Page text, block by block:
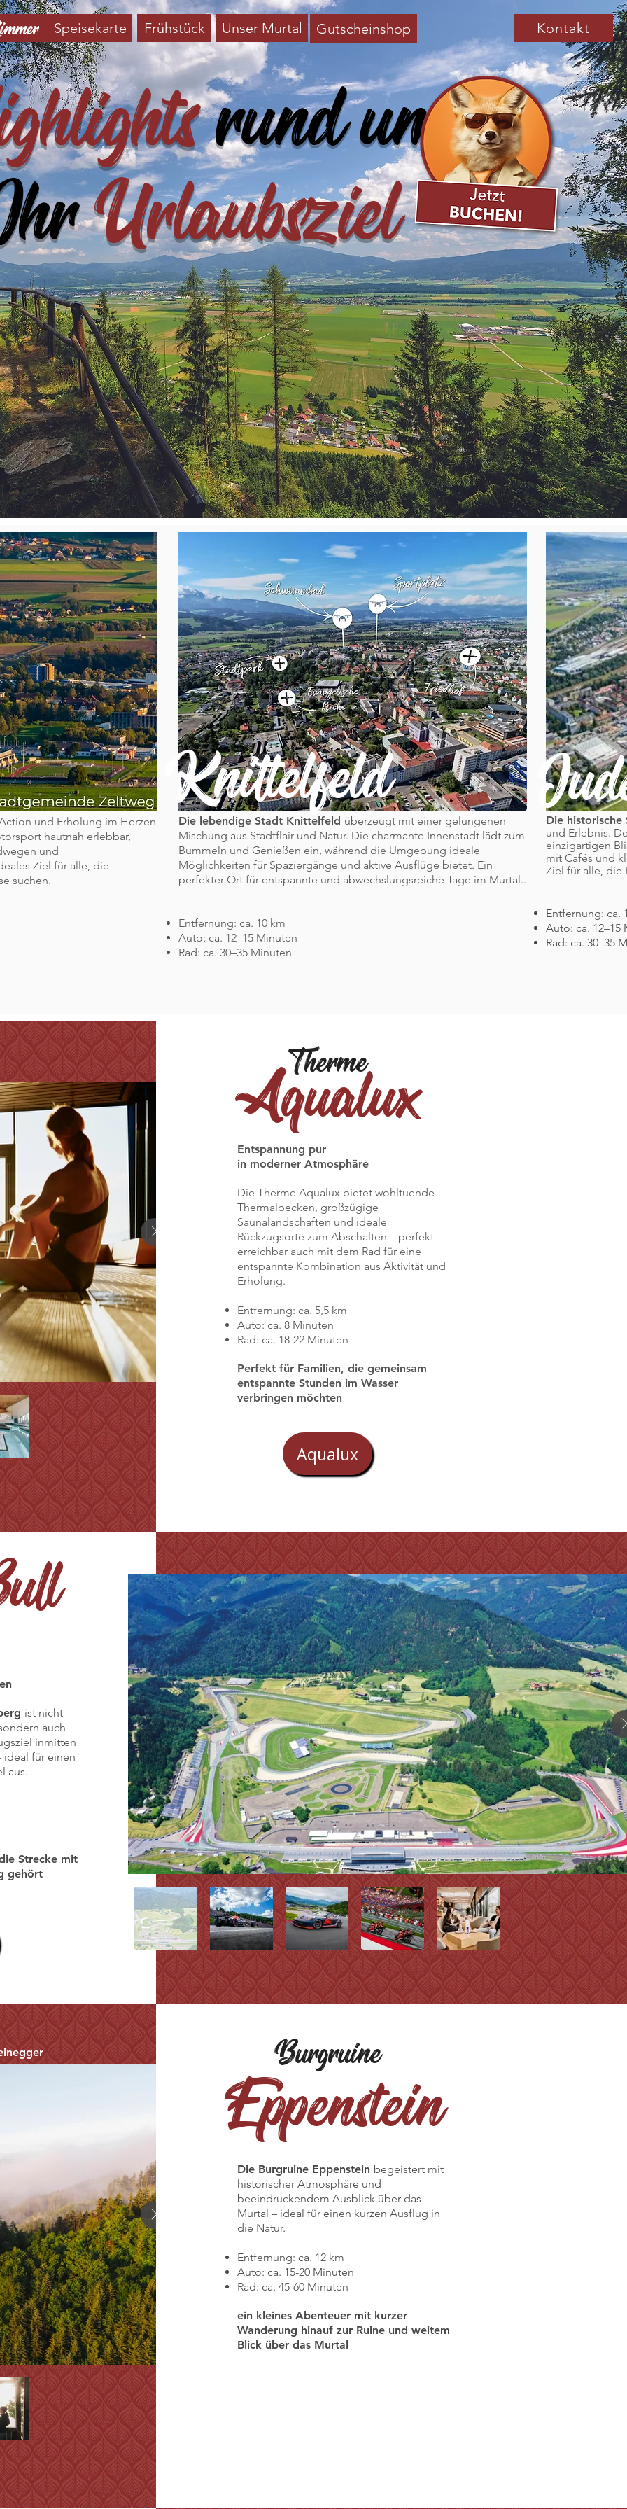
Speisekarte Frühstück Unser Murtal Gutscheinshop Kontakt
rund um
Urlaubsziel
und Erholung im Herzen
hautnah erlebbar,
und
Ziel für alle, die
suchen.
Die lebendige Stadt Knittelfeld überzeugt mit einer gelungenen
Mischung aus Stadtflair und Natur. Die charmante Innenstadt lädt zum
Bummeln und Genießen ein, während die Umgebung ideale
Möglichkeiten für Spaziergänge und aktive Ausflüge bietet. Ein
perfekter Ort für entspannte und abwechslungsreiche Tage im Murtal..
Entfernung: ca. 10 km
Auto: ca. 12–15 Minuten
Rad: ca. 30–35 Minuten
Knittelfeld
Die
und Erlebnis.
einzigartigen
mit Cafés und
Ziel für alle, die
Entfernung: ca.
Auto: ca. 12–15
Rad: ca. 30–35
Therme
Aqualux
Entspannung pur
in moderner Atmosphäre
Die Therme Aqualux bietet wohltuende
Thermalbecken, großzügige
Saunalandschaften und ideale
Rückzugsorte zum Abschalten – perfekt
erreichbar auch mit dem Rad für eine
entspannte Kombination aus Aktivität und
Erholung.
Entfernung: ca. 5,5 km
Auto: ca. 8 Minuten
Rad: ca. 18-22 Minuten
Perfekt für Familien, die gemeinsam
entspannte Stunden im Wasser
verbringen möchten
Aqualux
ist nicht
auch
inmitten
ideal für einen
aus.
Strecke mit
gehört
Burgruine
Eppenstein
Die Burgruine Eppenstein begeistert mit
historischer Atmosphäre und
beeindruckendem Ausblick über das
Murtal – ideal für einen kurzen Ausflug in
die Natur.
Entfernung: ca. 12 km
Auto: ca. 15-20 Minuten
Rad: ca. 45-60 Minuten
ein kleines Abenteuer mit kurzer
Wanderung hinauf zur Ruine und weitem
Blick über das Murtal